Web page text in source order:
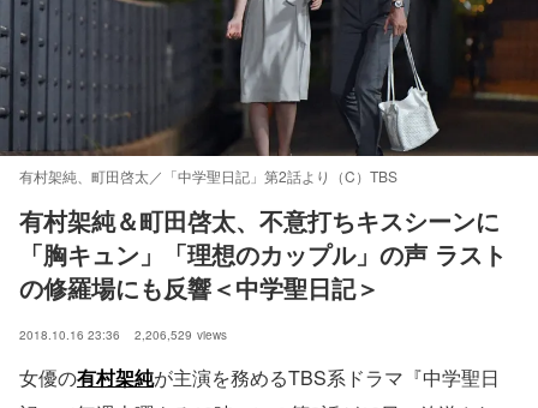
有村架純、町田啓太／「中学聖日記」第2話より（C）TBS
有村架純＆町田啓太、不意打ちキスシーンに
「胸キュン」「理想のカップル」の声 ラスト
の修羅場にも反響＜中学聖日記＞
2018.10.16 23:36 2,206,529 views
女優の有村架純が主演を務めるTBS系ドラマ『中学聖日